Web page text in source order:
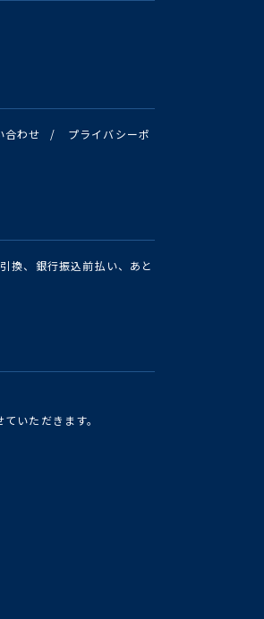
合わせ /
プライバシーポ
換、銀行振込前払い、あと
いただきます。